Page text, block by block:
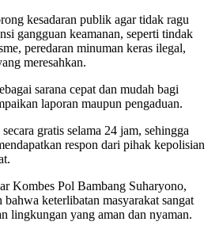
kesadaran publik agar tidak ragu
gangguan keamanan, seperti tindak
peredaran minuman keras ilegal,
meresahkan.
sarana cepat dan mudah bagi
laporan maupun pengaduan.
gratis selama 24 jam, sehingga
respon dari pihak kepolisian
Kombes Pol Bambang Suharyono,
keterlibatan masyarakat sangat
lingkungan yang aman dan nyaman.